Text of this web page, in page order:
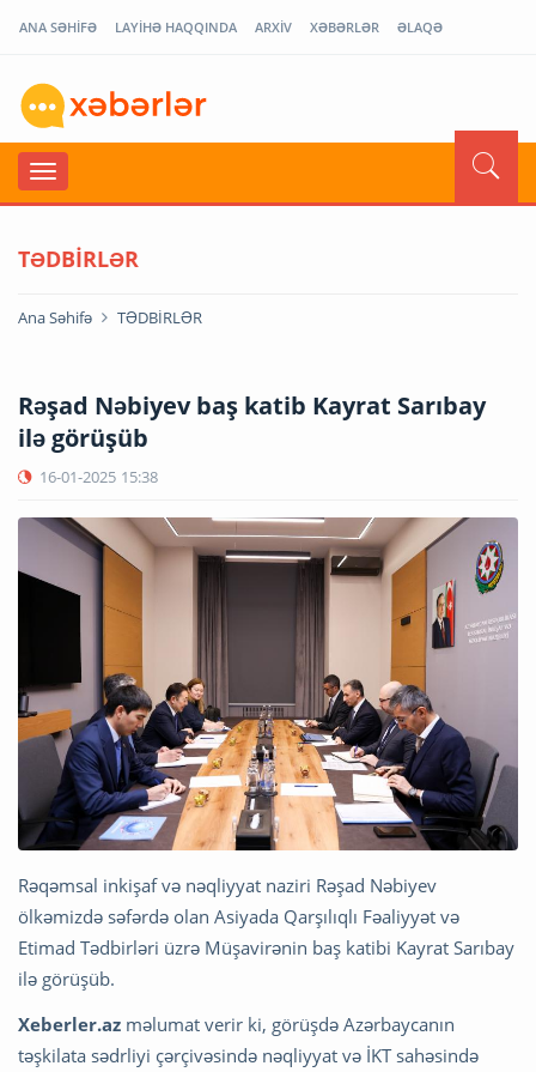
ANA SƏHİFƏ LAYİHƏ HAQQINDA ARXİV XƏBƏRLƏR ƏLAQƏ
TƏDBİRLƏR
Ana Səhifə TƏDBİRLƏR
Rəşad Nəbiyev baş katib Kayrat Sarıbay
ilə görüşüb
16-01-2025 15:38
Rəqəmsal inkişaf və nəqliyyat naziri Rəşad Nəbiyev
ölkəmizdə səfərdə olan Asiyada Qarşılıqlı Fəaliyyət və
Etimad Tədbirləri üzrə Müşavirənin baş katibi Kayrat Sarıbay
ilə görüşüb.
Xeberler.az məlumat verir ki, görüşdə Azərbaycanın
təşkilata sədrliyi çərçivəsində nəqliyyat və İKT sahəsində